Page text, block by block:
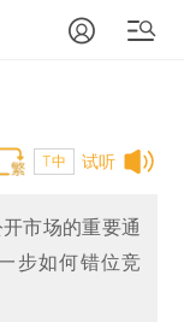
试听
T中
市场的重要通
步如何错位竞